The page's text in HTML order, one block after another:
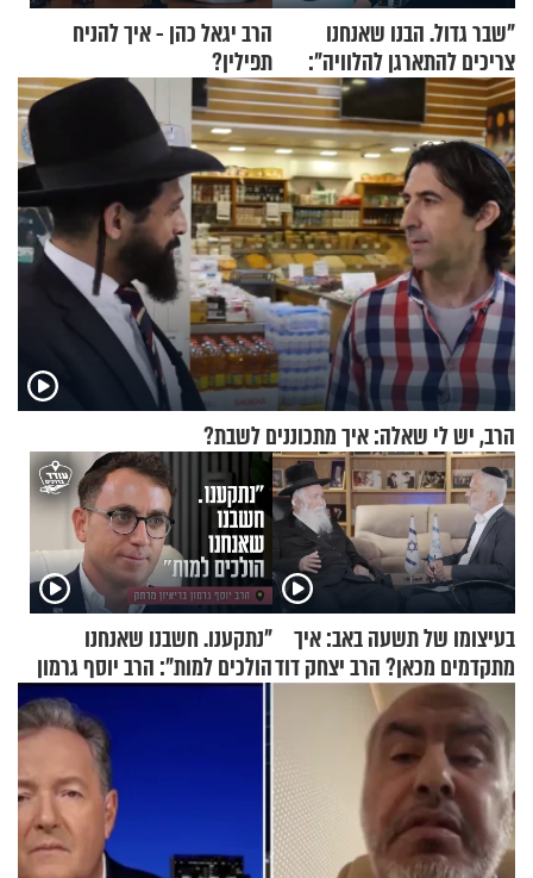
"שבר גדול. הבנו שאנחנו
צריכים להתארגן להלוויה":
זוגיות במבחן, הפעם עם מרים
וגד דנינו
הרב יגאל כהן - איך להניח
תפילין?
הרב, יש לי שאלה: איך מתכוננים לשבת?
בעיצומו של תשעה באב: איך
מתקדמים מכאן? הרב יצחק דוד
גרוסמן בשיחה מיוחדת
"נתקענו. חשבנו שאנחנו
הולכים למות": הרב יוסף גרמון
בריאיון מרתק